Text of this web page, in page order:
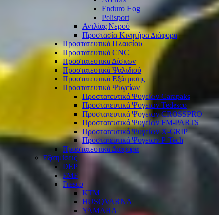
Enduro Hog
Polisport
Αντλίας Νερού
Προστασία Κινητήρα Διάφορα
Προστατευτικά Πλαισίου
Προστατευτικά CNC
Προστατευτικά Δίσκων
Προστατευτικά Ψαλιδιού
Προστατευτικά Εξάτμισης
Προστατευτικά Ψυγείων
Προστατευτικά Ψυγείων Carapaks
Προστατευτικά Ψυγείων Tedesco
Προστατευτικά Ψυγείων CROSSPRO
Προστατευτικά Ψυγείων FM-PARTS
Προστατευτικά Ψυγείων X-GRIP
Προστατευτικά Ψυγείων P-Tech
Προστατευτικά Διάφορα
Εξατμίσεις
DEP
FMF
Fresco
KTM
HUSQVARNA
YAMAHA